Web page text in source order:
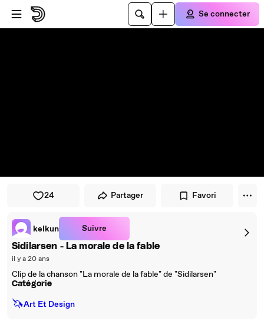
Passer au player
Passer au contenu principal
Se connecter
24 Partager Favori
kelkun Suivre
Sidilarsen - La morale de la fable
il y a 20 ans
Clip de la chanson "La morale de la fable" de "Sidilarsen"
Catégorie
🦄Art Et Design